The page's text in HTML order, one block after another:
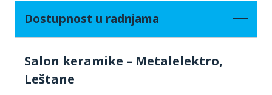
Dostupnost u radnjama
Salon keramike – Metalelektro,
Leštane